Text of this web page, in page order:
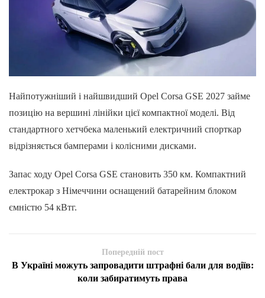
Найпотужніший і найшвидший Opel Corsa GSE 2027 займе
позицію на вершині лінійки цієї компактної моделі. Від
стандартного хетчбека маленький електричний спорткар
відрізняється бамперами і колісними дисками.
Запас ходу Opel Corsa GSE становить 350 км. Компактний
електрокар з Німеччини оснащений батарейним блоком
ємністю 54 кВтг.
Попередній пост
В Україні можуть запровадити штрафні бали для водіїв:
коли забиратимуть права